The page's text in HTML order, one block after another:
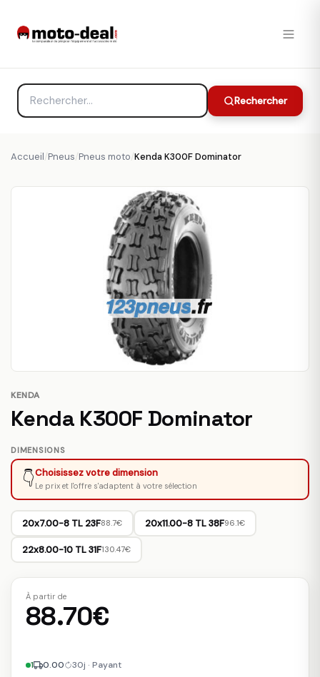
Rechercher
Accueil/Pneus/Pneus moto/Kenda K300F Dominator
KENDA
Kenda K300F Dominator
DIMENSIONS
👇Choisissez votre dimension
Le prix et l'offre s'adaptent à votre sélection
20x7.00-8 TL 23F88.7€ 20x11.00-8 TL 38F96.1€
22x8.00-10 TL 31F130.47€
À partir de
88.70€
1 0.00 30j · Payant